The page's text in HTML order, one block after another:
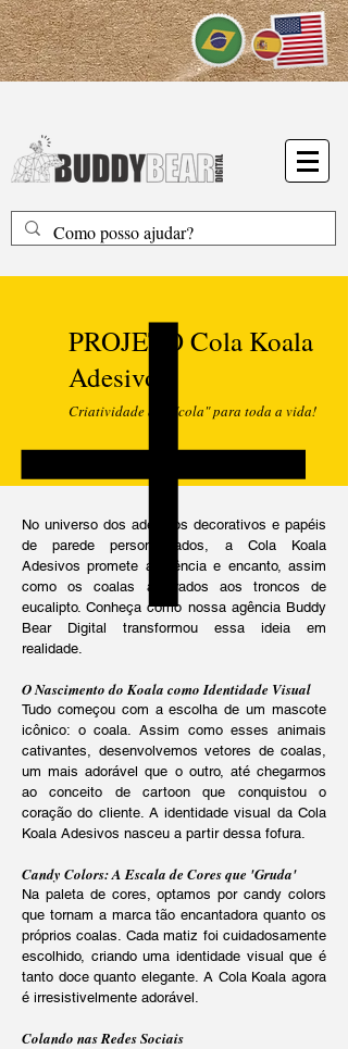
PROJETO Cola Koala
Adesivos
Criatividade que "cola" para toda a vida!
No universo dos adesivos decorativos e papéis
de parede personalizados, a Cola Koala
Adesivos promete aderência e encanto, assim
como os coalas agarrados aos troncos de
eucalipto. Conheça como nossa agência Buddy
Bear Digital transformou essa ideia em
realidade.
O Nascimento do Koala como Identidade Visual
Tudo começou com a escolha de um mascote
icônico: o coala. Assim como esses animais
cativantes, desenvolvemos vetores de coalas,
um mais adorável que o outro, até chegarmos
ao conceito de cartoon que conquistou o
coração do cliente. A identidade visual da Cola
Koala Adesivos nasceu a partir dessa fofura.
Candy Colors: A Escala de Cores que 'Gruda'
Na paleta de cores, optamos por candy colors
que tornam a marca tão encantadora quanto os
próprios coalas. Cada matiz foi cuidadosamente
escolhido, criando uma identidade visual que é
tanto doce quanto elegante. A Cola Koala agora
é irresistivelmente adorável.
Colando nas Redes Sociais